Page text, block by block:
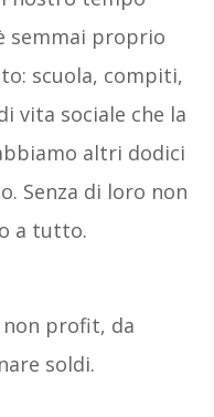
semmai proprio
scuola, compiti,
vita sociale che la
altri dodici
Senza di loro non
a tutto.
profit, da
soldi.